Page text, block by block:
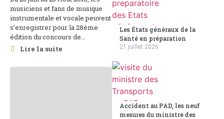
musiciens et fans de musique
instrumentale et vocale peuvent
s’enregistrer pour la 28ème
édition du concours de...
Lire la suite
Les États généraux de la
Santé en préparation
21 juillet 2026
Accident au PAD, les neuf
mesures du ministre des